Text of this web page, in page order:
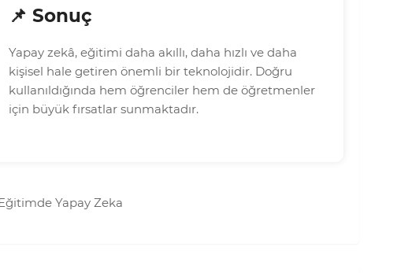
📌 Sonuç
Yapay zekâ, eğitimi daha akıllı, daha hızlı ve daha
kişisel hale getiren önemli bir teknolojidir. Doğru
kullanıldığında hem öğrenciler hem de öğretmenler
için büyük fırsatlar sunmaktadır.